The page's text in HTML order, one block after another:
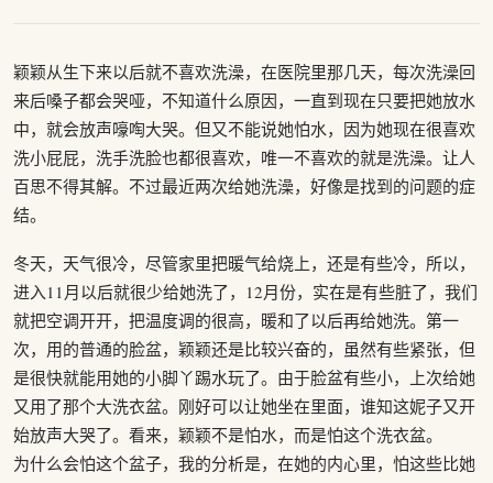
颖颖从生下来以后就不喜欢洗澡，在医院里那几天，每次洗澡回
来后嗓子都会哭哑，不知道什么原因，一直到现在只要把她放水
中，就会放声嚎啕大哭。但又不能说她怕水，因为她现在很喜欢
洗小屁屁，洗手洗脸也都很喜欢，唯一不喜欢的就是洗澡。让人
百思不得其解。不过最近两次给她洗澡，好像是找到的问题的症
结。
冬天，天气很冷，尽管家里把暖气给烧上，还是有些冷，所以，
进入11月以后就很少给她洗了，12月份，实在是有些脏了，我们
就把空调开开，把温度调的很高，暖和了以后再给她洗。第一
次，用的普通的脸盆，颖颖还是比较兴奋的，虽然有些紧张，但
是很快就能用她的小脚丫踢水玩了。由于脸盆有些小，上次给她
又用了那个大洗衣盆。刚好可以让她坐在里面，谁知这妮子又开
始放声大哭了。看来，颖颖不是怕水，而是怕这个洗衣盆。
为什么会怕这个盆子，我的分析是，在她的内心里，怕这些比她